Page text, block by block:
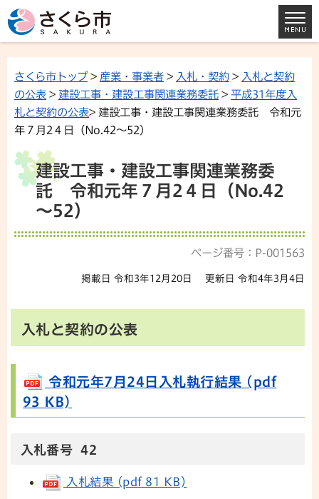
さくら市トップ> 産業・事業者 > 入札・契約 > 入札と契約
の公表 > 建設工事・建設工事関連業務委託 > 平成31年度入
札と契約の公表> 建設工事・建設工事関連業務委託 令和元
年７月2４日（No.42～52）
建設工事・建設工事関連業務委
託 令和元年７月2４日（No.42
～52）
ページ番号：P-001563
掲載日 令和3年12月20日 更新日 令和4年3月4日
入札と契約の公表
令和元年7月24日入札執行結果 (pdf
93 KB)
入札番号 42
入札結果 (pdf 81 KB)